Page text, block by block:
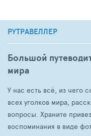
РУТРАВЕЛЛЕР
Большой
мира
У нас есть всё, из чего
всех уголков мира,
вопросы. Храните
воспоминания в виде